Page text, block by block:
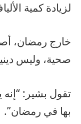
لزيادة كمية
خارج رمضان،
صحية، وليس
تقول بشير: “إنه
بها في رمضان”.